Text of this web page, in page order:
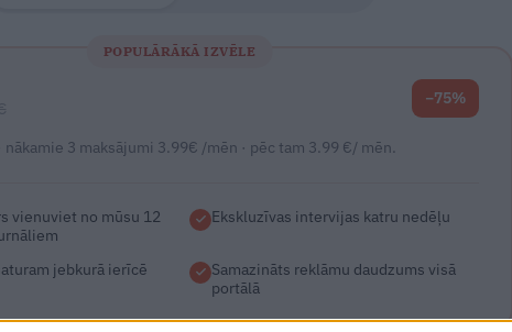
POPULĀRĀKĀ IZVĒLE
nākamie 3 maksājumi 3.99€ /mēn · pēc tam 3.99 €/ mēn.
−75%
vienuviet no mūsu 12
Ekskluzīvas intervijas katru nedēļu
jebkurā ierīcē
Samazināts reklāmu daudzums visā
portālā